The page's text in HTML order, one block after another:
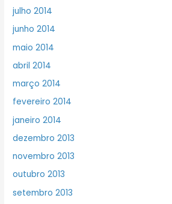
julho 2014
junho 2014
maio 2014
abril 2014
março 2014
fevereiro 2014
janeiro 2014
dezembro 2013
novembro 2013
outubro 2013
setembro 2013